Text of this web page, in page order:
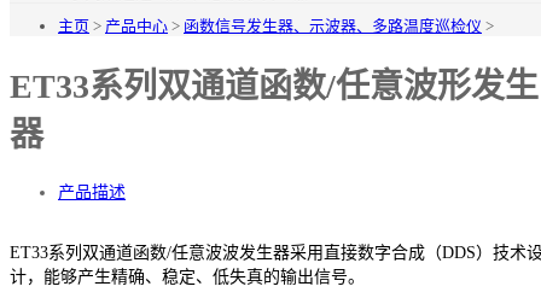
主页 > 产品中心 > 函数信号发生器、示波器、多路温度巡检仪 >
ET33系列双通道函数/任意波形发生
器
产品描述
ET33系列双通道函数/任意波波发生器采用直接数字合成（DDS）技术
计，能够产生精确、稳定、低失真的输出信号。